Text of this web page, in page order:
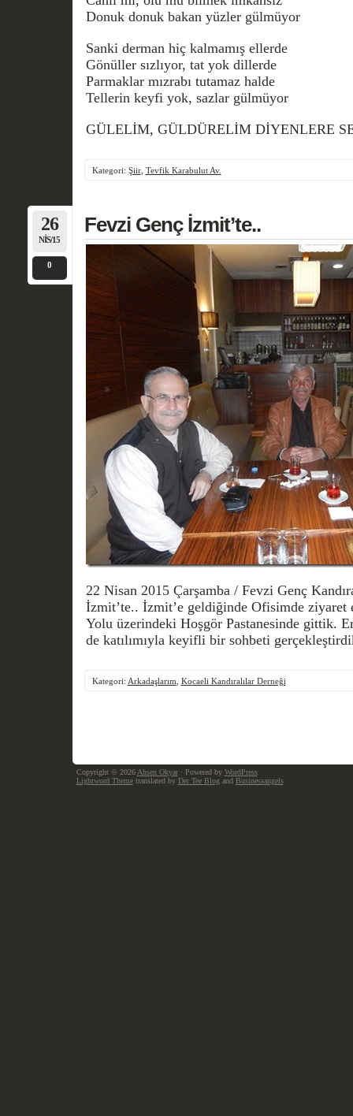
Donuk donuk bakan yüzler gülmüyor
Sanki derman hiç kalmamış ellerde
Gönüller sızlıyor, tat yok dillerde
Parmaklar mızrabı tutamaz halde
Tellerin keyfi yok, sazlar gülmüyor
GÜLELİM, GÜLDÜRELİM DİYENLERE
Kategori: Şiir, Tevfik Karabulut Av.
26
NIS/15
0
Fevzi Genç İzmit’te..
22 Nisan 2015 Çarşamba / Fevzi Genç
İzmit’te.. İzmit’e geldiğinde Ofisimde
Yolu üzerindeki Hoşgör Pastanesinde gittik.
de katılımıyla keyifli bir sohbeti
Kategori: Arkadaşlarım Kocaeli Kandıralılar Derneği
Copyright © 2026 Ahsen Okyar· Powered by WordPress
Lightword Themetranslated by Der Tee Blog and Businessangels